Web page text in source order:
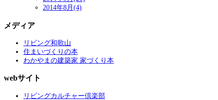
2014年8月(4)
メディア
リビング和歌山
住まいづくりの本
わかやまの建築家 家づくり本
webサイト
リビングカルチャー倶楽部